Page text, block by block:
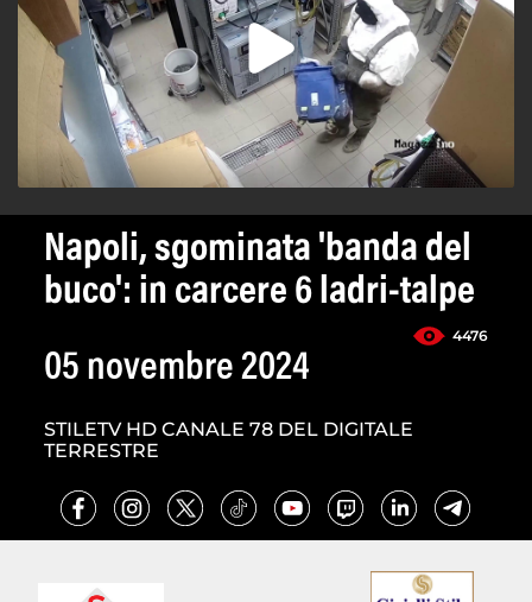
Napoli, sgominata 'banda del
buco': in carcere 6 ladri-talpe
4476
05 novembre 2024
STILETV HD CANALE 78 DEL DIGITALE
TERRESTRE